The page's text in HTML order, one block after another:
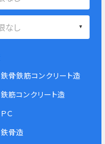
鉄骨鉄筋コンクリート造
鉄筋コンクリート造
ＰＣ
鉄骨造